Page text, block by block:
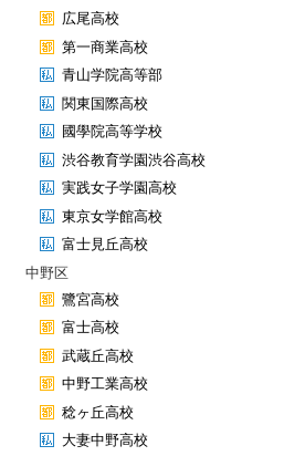
広尾高校
第一商業高校
青山学院高等部
関東国際高校
國學院高等学校
渋谷教育学園渋谷高校
実践女子学園高校
東京女学館高校
富士見丘高校
中野区
鷺宮高校
富士高校
武蔵丘高校
中野工業高校
稔ヶ丘高校
大妻中野高校